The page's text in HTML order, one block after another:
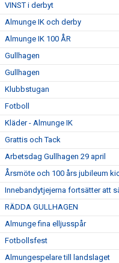
VINST i derbyt
Almunge IK och derby
Almunge IK 100 ÅR
Gullhagen
Gullhagen
Klubbstugan
Fotboll
Kläder - Almunge IK
Grattis och Tack
Arbetsdag Gullhagen 29 april
Årsmöte och 100 års jubileum
Innebandytjejerna fortsätter att
RÄDDA GULLHAGEN
Almunge fina elljusspår
Fotbollsfest
Almungespelare till landslaget